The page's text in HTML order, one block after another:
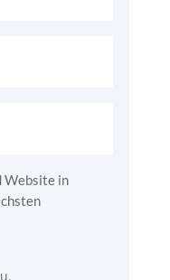
Website in